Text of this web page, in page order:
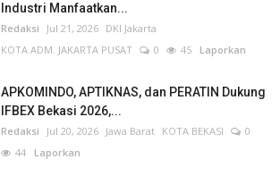
Industri Manfaatkan...
Redaksi Jul 21, 2026 DKI Jakarta
KOTA ADM. JAKARTA PUSAT
0 45 Laporkan
APKOMINDO, APTIKNAS, dan PERATIN Dukung
IFBEX Bekasi 2026,...
Redaksi Jul 20, 2026 Jawa Barat KOTA BEKASI
0
44 Laporkan